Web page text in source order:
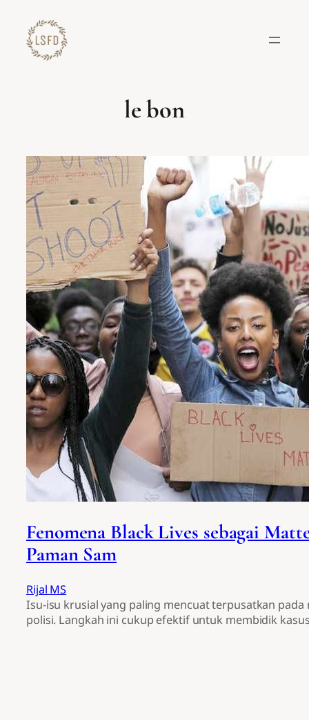
konten
le bon
Fenomena Black Lives sebagai
Paman Sam
Rijal MS
Isu-isu krusial yang paling mencuat terpusatkan pada
polisi. Langkah ini cukup efektif untuk membidik